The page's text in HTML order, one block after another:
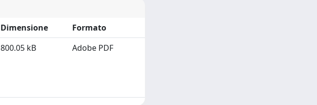
Dimensione
Formato
800.05 kB Adobe PDF